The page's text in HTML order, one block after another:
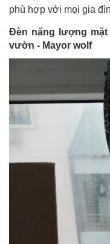
phù hợp với mọi gia
Đèn năng lượng mặt
vườn - Mayor wolf